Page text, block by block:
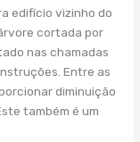
edifício vizinho do
cortada por
nas chamadas
Entre as
diminuição
também é um